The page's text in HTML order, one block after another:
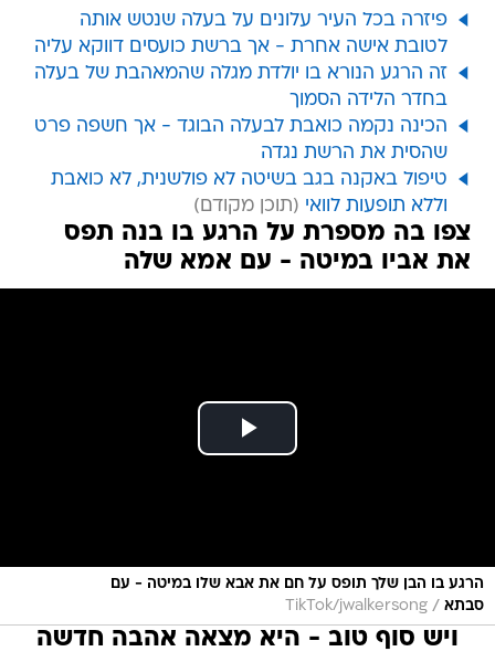
פיזרה בכל העיר עלונים על בעלה שנטש אותה
לטובת אישה אחרת - אך ברשת כועסים דווקא עליה
זה הרגע הנורא בו יולדת מגלה שהמאהבת של בעלה
בחדר הלידה הסמוך
הכינה נקמה כואבת לבעלה הבוגד - אך חשפה פרט
שהסית את הרשת נגדה
טיפול באקנה בגב בשיטה לא פולשנית, לא כואבת
וללא תופעות לוואי
צפו בה מספרת על הרגע בו בנה תפס
את אביו במיטה - עם אמא שלה
הרגע בו הבן שלך תופס על חם את אבא שלו במיטה - עם
סבתא /
TikTok/jwalkersong
ויש סוף טוב - היא מצאה אהבה חדשה